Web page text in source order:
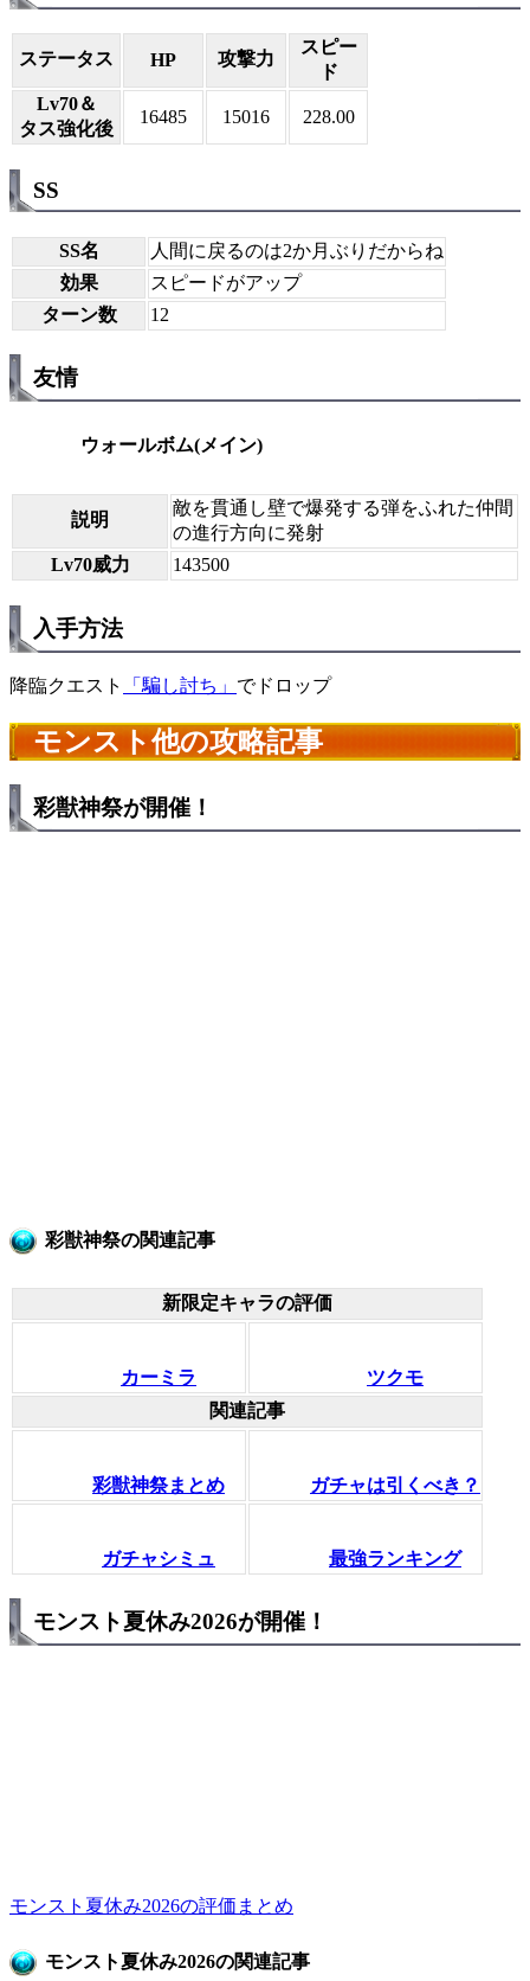
ステータス HP 攻撃力
スピー
ド
Lv70＆
タス強化後
16485 15016 228.00
SS
SS名
人間に戻るのは2か月ぶりだからね
効果
スピードがアップ
ターン数
12
友情
ウォールボム(メイン)
説明
敵を貫通し壁で爆発する弾をふれた仲間
の進行方向に発射
Lv70威力
143500
入手方法
降臨クエスト 「騙し討ち」 でドロップ
モンスト他の攻略記事
彩獣神祭が開催！
彩獣神祭の関連記事
新限定キャラの評価
カーミラ
ツクモ
関連記事
彩獣神祭まとめ ガチャは引くべき？
ガチャシミュ 最強ランキング
モンスト夏休み2026が開催！
モンスト夏休み2026の評価まとめ
モンスト夏休み2026の関連記事